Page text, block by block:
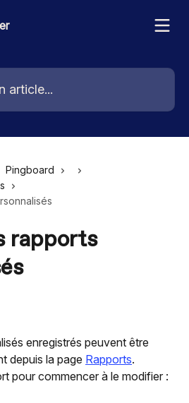
Pingboard
rapports
enregistrés peuvent être
depuis la page Rapports.
pour commencer à le modifier :